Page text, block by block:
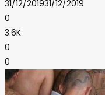
31/12/201931/12/2019
0
3.6K
0
0